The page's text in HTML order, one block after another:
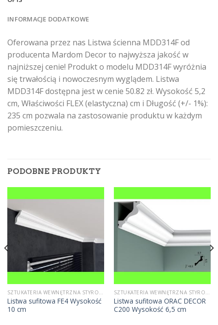
INFORMACJE DODATKOWE
Oferowana przez nas Listwa ścienna MDD314F od
producenta Mardom Decor to najwyższa jakość w
najniższej cenie! Produkt o modelu MDD314F wyróżnia
się trwałością i nowoczesnym wyglądem. Listwa
MDD314F dostępna jest w cenie 50.82 zł. Wysokość 5,2
cm, Właściwości FLEX (elastyczna) cm i Długość (+/- 1%):
235 cm pozwala na zastosowanie produktu w każdym
pomieszczeniu.
PODOBNE PRODUKTY
SZTUKATERIA WEWNĘTRZNA STYROPIANOWA
Listwa sufitowa FE4 Wysokość
10 cm
SZTUKATERIA WEWNĘTRZNA STYROPIANOWA
Listwa sufitowa ORAC DECOR
C200 Wysokość 6,5 cm